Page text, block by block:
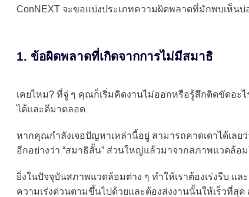
ConNEXT จะขอแบ่งประเภทความผิดพลาดที่มักพบเห็น
1. ข้อผิดพลาดที่เกิดจากการไม่มีสมาธิ
เคยไหม? ที่จู่ ๆ คุณก็เริ่มคิดงานไม่ออกหรือรู้สึกติดขัดอะ
ได้และดีมาตลอด
หากคุณกำลังเจอปัญหาเหล่านี้อยู่ สามารถคาดเดาได้เลย
อีกอย่างว่า “สมาธิสั้น” ส่วนใหญ่แล้วมาจากสภาพแวดล้อ
ยิ่งในปัจจุบันสภาพแวดล้อมต่าง ๆ ทำให้เราต้องเร่งรีบ แ
ความเร่งด่วนตามขึ้นไปด้วยและต้องส่งงานนั้นให้เร็วที่สุ